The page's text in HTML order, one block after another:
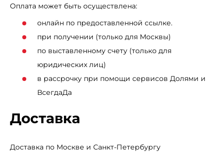
Оплата может быть осуществлена:
онлайн по предоставленной ссылке.
при получении (только для Москвы)
по выставленному счету (только для
юридических лиц)
в рассрочку при помощи сервисов Долями и
ВсегдаДа
Доставка
Доставка по Москве и Санкт-Петербургу